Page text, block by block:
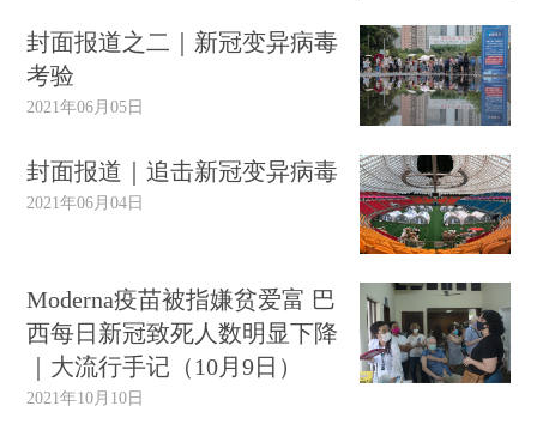
封面报道之二｜新冠变异病毒
考验
2021年06月05日
封面报道｜追击新冠变异病毒
2021年06月04日
Moderna疫苗被指嫌贫爱富 巴
西每日新冠致死人数明显下降
｜大流行手记（10月9日）
2021年10月10日